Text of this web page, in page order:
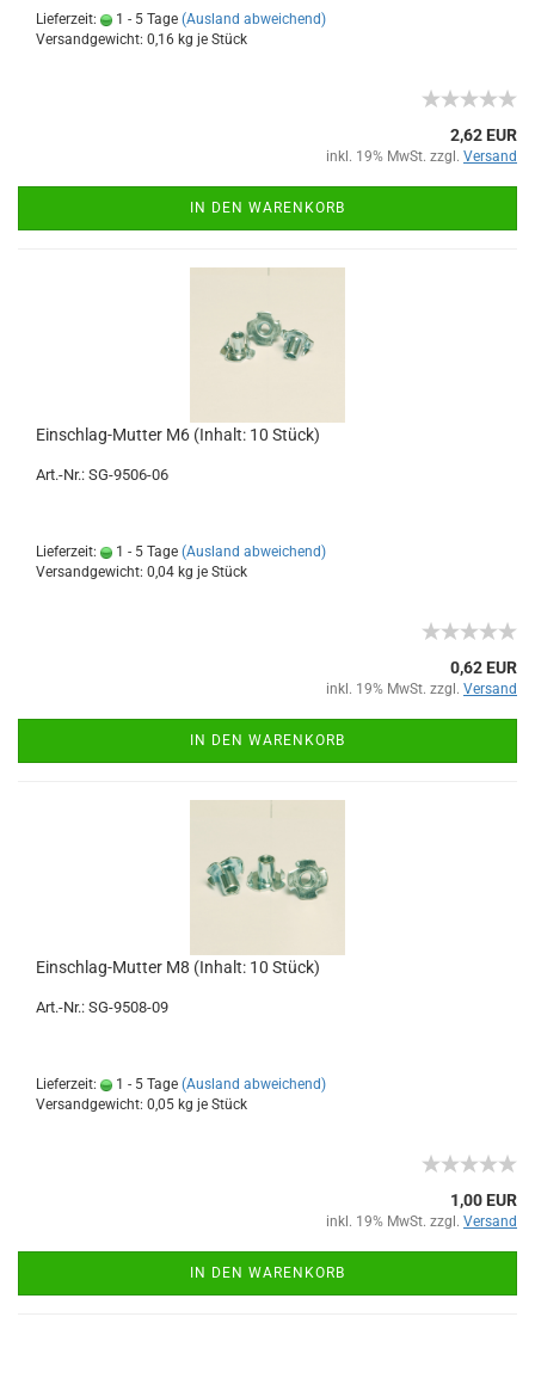
Lieferzeit: 1 - 5 Tage (Ausland abweichend)
Versandgewicht: 0,16 kg je Stück
2,62 EUR
inkl. 19% MwSt. zzgl. Versand
IN DEN WARENKORB
Einschlag-Mutter M6 (Inhalt: 10 Stück)
Art.-Nr.: SG-9506-06
Lieferzeit: 1 - 5 Tage (Ausland abweichend)
Versandgewicht: 0,04 kg je Stück
0,62 EUR
inkl. 19% MwSt. zzgl. Versand
IN DEN WARENKORB
Einschlag-Mutter M8 (Inhalt: 10 Stück)
Art.-Nr.: SG-9508-09
Lieferzeit: 1 - 5 Tage (Ausland abweichend)
Versandgewicht: 0,05 kg je Stück
1,00 EUR
inkl. 19% MwSt. zzgl. Versand
IN DEN WARENKORB